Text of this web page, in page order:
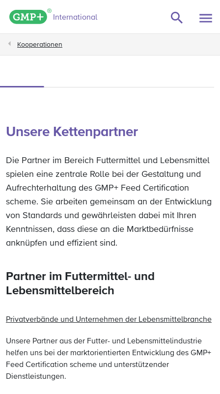
GMP+ logo
International
Kooperationen
Unsere Kettenpartner
Die Partner im Bereich Futtermittel und Lebensmittel
spielen eine zentrale Rolle bei der Gestaltung und
Aufrechterhaltung des GMP+ Feed Certification
scheme. Sie arbeiten gemeinsam an der Entwicklung
von Standards und gewährleisten dabei mit Ihren
Kenntnissen, dass diese an die Marktbedürfnisse
anknüpfen und effizient sind.
Partner im Futtermittel- und
Lebensmittelbereich
Privatverbände und Unternehmen der Lebensmittelbranche
Unsere Partner aus der Futter- und Lebensmittelindustrie
helfen uns bei der marktorientierten Entwicklung des GMP+
Feed Certification scheme und unterstützender
Dienstleistungen.